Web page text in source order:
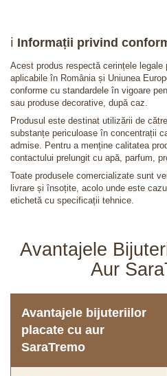
ℹ️ Informații privind
Acest produs respectă cerințele
aplicabile în România și Uniunea
conforme cu standardele în vigoare
sau produse decorative, după caz.
Produsul este destinat utilizării de
substanțe periculoase în concentrații
admise. Pentru a menține calitatea
contactului prelungit cu apă, parfum,
Toate produsele comercializate sunt
livrare și însoțite, acolo unde este
etichetă cu specificații tehnice.
Avantajele
Aur
Avantajele bijuteriilor
placate cu aur
SaraTremo